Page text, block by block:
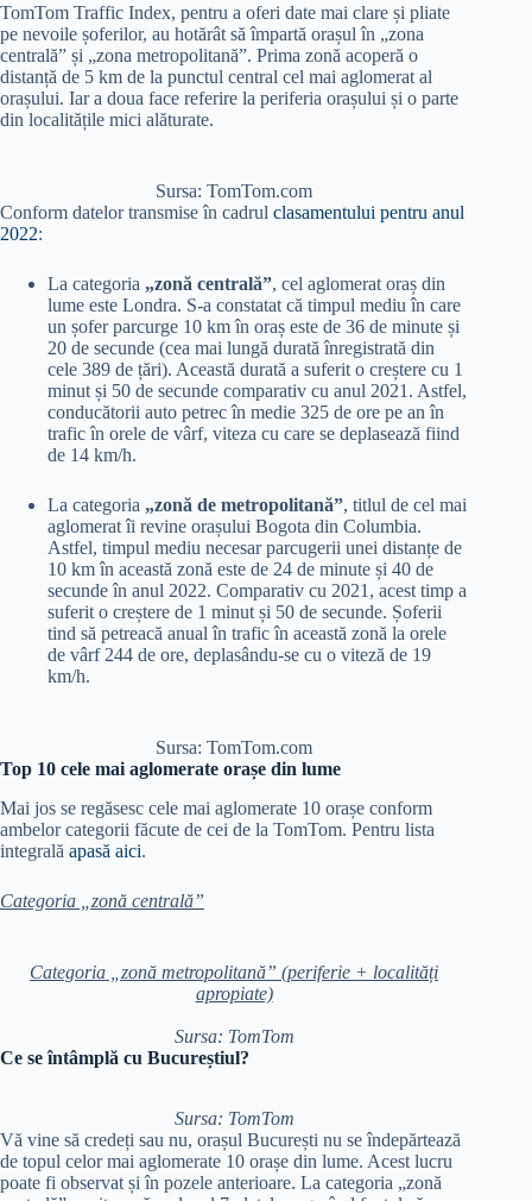
TomTom Traffic Index, pentru a oferi date mai clare și pliate
pe nevoile șoferilor, au hotărât să împartă orașul în „zona
centrală” și „zona metropolitană”. Prima zonă acoperă o
distanță de 5 km de la punctul central cel mai aglomerat al
orașului. Iar a doua face referire la periferia orașului și o parte
din localitățile mici alăturate.
Sursa: TomTom.com
Conform datelor transmise în cadrul clasamentului pentru anul
2022:
La categoria „zonă centrală”, cel aglomerat oraș din
lume este Londra. S-a constatat că timpul mediu în care
un șofer parcurge 10 km în oraș este de 36 de minute și
20 de secunde (cea mai lungă durată înregistrată din
cele 389 de țări). Această durată a suferit o creștere cu 1
minut și 50 de secunde comparativ cu anul 2021. Astfel,
conducătorii auto petrec în medie 325 de ore pe an în
trafic în orele de vârf, viteza cu care se deplasează fiind
de 14 km/h.
La categoria „zonă de metropolitană”, titlul de cel mai
aglomerat îi revine orașului Bogota din Columbia.
Astfel, timpul mediu necesar parcugerii unei distanțe de
10 km în această zonă este de 24 de minute și 40 de
secunde în anul 2022. Comparativ cu 2021, acest timp a
suferit o creștere de 1 minut și 50 de secunde. Șoferii
tind să petreacă anual în trafic în această zonă la orele
de vârf 244 de ore, deplasându-se cu o viteză de 19
km/h.
Sursa: TomTom.com
Top 10 cele mai aglomerate orașe din lume
Mai jos se regăsesc cele mai aglomerate 10 orașe conform
ambelor categorii făcute de cei de la TomTom. Pentru lista
integrală apasă aici.
Categoria „zonă centrală”
Categoria „zonă metropolitană” (periferie + localități
apropiate)
Sursa: TomTom
Ce se întâmplă cu Bucureștiul?
Sursa: TomTom
Vă vine să credeți sau nu, orașul București nu se îndepărtează
de topul celor mai aglomerate 10 orașe din lume. Acest lucru
poate fi observat și în pozele anterioare. La categoria „zonă